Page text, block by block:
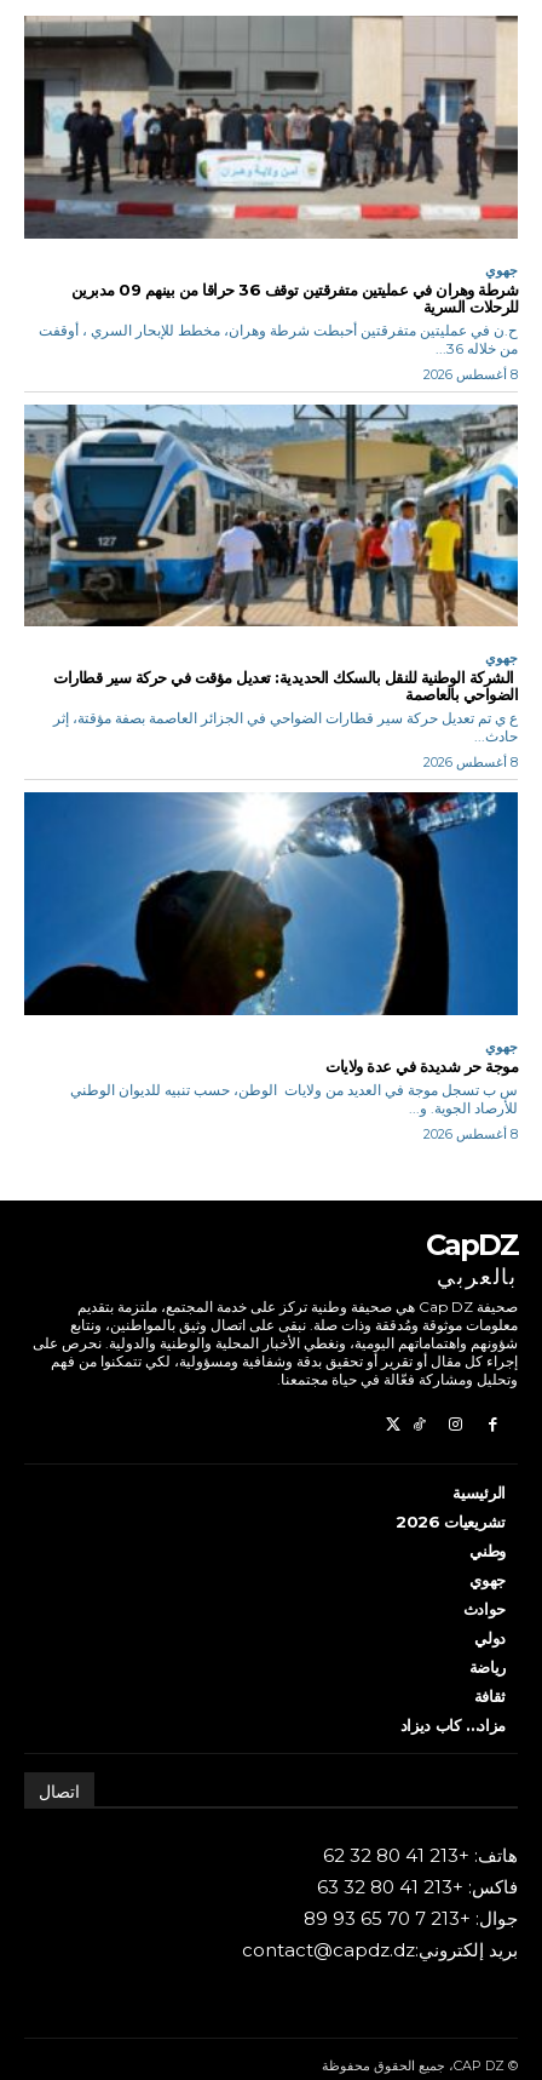
جهوي
شرطة وهران في عمليتين متفرقتين توقف 36 حراقا من بينهم 09 مدبرين
للرحلات السرية
ح.ن في عمليتين متفرقتين أحبطت شرطة وهران، مخطط للإبحار السري ، أوقفت
من خلاله 36...
8 أغسطس 2026
جهوي
الشركة الوطنية للنقل بالسكك الحديدية: تعديل مؤقت في حركة سير قطارات
الضواحي بالعاصمة
ع ي تم تعديل حركة سير قطارات الضواحي في الجزائر العاصمة بصفة مؤقتة، إثر
حادث...
8 أغسطس 2026
جهوي
موجة حر شديدة في عدة ولايات
س ب تسجل موجة في العديد من ولايات الوطن، حسب تنبيه للديوان الوطني
للأرصاد الجوية. و...
8 أغسطس 2026
CapDZ
بالعربي
صحيفة Cap DZ هي صحيفة وطنية تركز على خدمة المجتمع، ملتزمة بتقديم
معلومات موثوقة ومُدققة وذات صلة. نبقى على اتصال وثيق بالمواطنين، ونتابع
شؤونهم واهتماماتهم اليومية، ونغطي الأخبار المحلية والوطنية والدولية. نحرص على
إجراء كل مقال أو تقرير أو تحقيق بدقة وشفافية ومسؤولية، لكي تتمكنوا من فهم
وتحليل ومشاركة فعّالة في حياة مجتمعنا.
الرئيسية
تشريعيات 2026
وطني
جهوي
حوادث
دولي
رياضة
ثقافة
مزاد… كاب ديزاد
اتصال
هاتف: +213 41 80 32 62
فاكس: +213 41 80 32 63
جوال: +213 7 70 65 93 89
بريد إلكتروني:contact@capdz.dz
© CAP DZ، جميع الحقوق محفوظة